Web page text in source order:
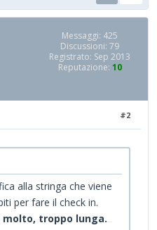
Messaggi: 425
Discussioni: 79
Registrato: Sep 2013
Reputazione: 10
#2
alla stringa che viene
per fare il check in.
troppo lunga.